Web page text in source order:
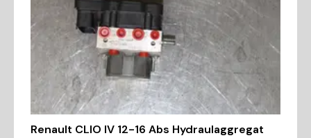
Renault CLIO IV 12-16 Abs Hydraulaggregat